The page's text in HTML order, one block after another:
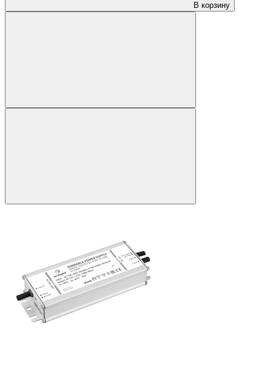
В корзину